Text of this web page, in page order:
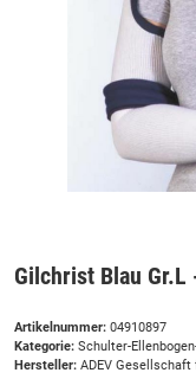
Gilchrist Blau Gr.L
Artikelnummer: 04910897
Kategorie: Schulter-
Hersteller: ADEV